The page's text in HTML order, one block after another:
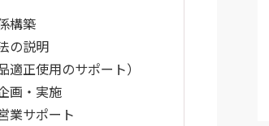
構築
の説明
正使用のサポート）
画・実施
業サポート